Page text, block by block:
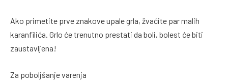
Ako primetite prve znakove upale grla, žvaćite par malih
karanfilića. Grlo će trenutno prestati da boli, bolest će biti
zaustavljena!
Za poboljšanje varenja